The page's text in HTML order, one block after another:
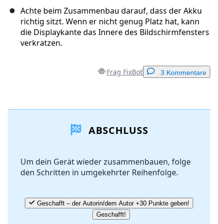
Achte beim Zusammenbau darauf, dass der Akku
richtig sitzt. Wenn er nicht genug Platz hat, kann
die Displaykante das Innere des Bildschirmfensters
verkratzen.
Frag FixBot 3 Kommentare
Kommentar hinzufügen
Abbrechen Kommentieren
ABSCHLUSS
Um dein Gerät wieder zusammenbauen, folge
den Schritten in umgekehrter Reihenfolge.
Geschafft – der Autorin/dem Autor +30 Punkte geben!
Geschafft!